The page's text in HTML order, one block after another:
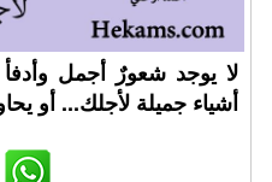
لا يوجد شعورٌ أجمل
أشياء جميلة لأجلك... أو